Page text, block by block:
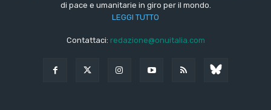
di pace e umanitarie in giro per il mondo.
LEGGI TUTTO
Contattaci: redazione@onuitalia.com